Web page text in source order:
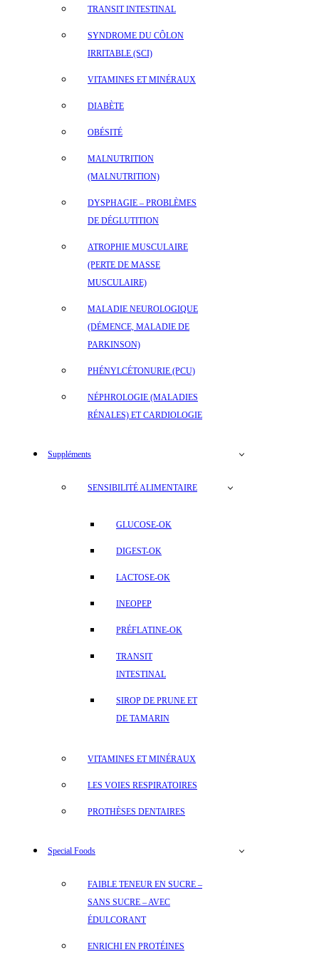
TRANSIT INTESTINAL
SYNDROME DU CÔLON
IRRITABLE (SCI)
VITAMINES ET MINÉRAUX
DIABÈTE
OBÉSITÉ
MALNUTRITION
(MALNUTRITION)
DYSPHAGIE – PROBLÈMES
DE DÉGLUTITION
ATROPHIE MUSCULAIRE
(PERTE DE MASSE
MUSCULAIRE)
MALADIE NEUROLOGIQUE
(DÉMENCE, MALADIE DE
PARKINSON)
PHÉNYLCÉTONURIE (PCU)
NÉPHROLOGIE (MALADIES
RÉNALES) ET CARDIOLOGIE
Suppléments
SENSIBILITÉ ALIMENTAIRE
GLUCOSE-OK
DIGEST-OK
LACTOSE-OK
INEOPEP
PRÉFLATINE-OK
TRANSIT
INTESTINAL
SIROP DE PRUNE ET
DE TAMARIN
VITAMINES ET MINÉRAUX
LES VOIES RESPIRATOIRES
PROTHÈSES DENTAIRES
Special Foods
FAIBLE TENEUR EN SUCRE –
SANS SUCRE – AVEC
ÉDULCORANT
ENRICHI EN PROTÉINES